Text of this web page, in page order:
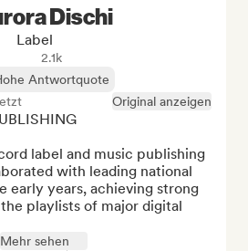
Dischi
Label
2.1k
Antwortquote
Original anzeigen
label and music publishing
with leading national
early years, achieving strong
playlists of major digital
Mehr sehen